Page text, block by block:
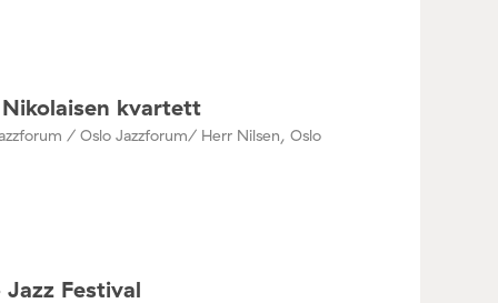
kvartett
/ Oslo Jazzforum/ Herr Nilsen, Oslo
Jazz Festival